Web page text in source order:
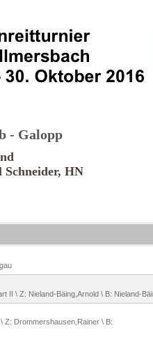
- Galopp
Schneider, HN
II \ Z: Nieland-Bäing,Arnold \ B: Nieland-
Z: Drommershausen,Rainer \ B: